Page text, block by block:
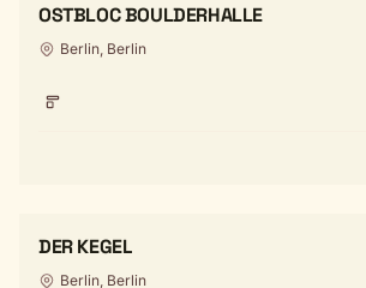
OSTBLOC BOULDERHALLE
Berlin, Berlin
DER KEGEL
Berlin, Berlin